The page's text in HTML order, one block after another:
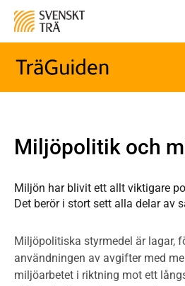
Miljöpolitik och
Miljön har blivit ett allt viktigare
Det berör i stort sett alla delar av
Miljöpolitiska styrmedel är lagar,
användningen av avgifter med
miljöarbetet i riktning mot ett